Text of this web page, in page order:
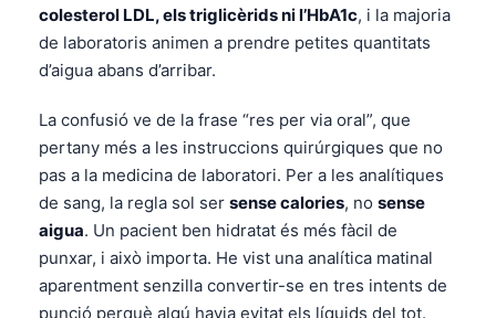
colesterol LDL, els triglicèrids ni l’HbA1c, i la majoria
de laboratoris animen a prendre petites quantitats
d’aigua abans d’arribar.
La confusió ve de la frase “res per via oral”, que
pertany més a les instruccions quirúrgiques que no
pas a la medicina de laboratori. Per a les analítiques
de sang, la regla sol ser sense calories, no sense
aigua. Un pacient ben hidratat és més fàcil de
punxar, i això importa. He vist una analítica matinal
aparentment senzilla convertir-se en tres intents de
punció perquè algú havia evitat els líquids del tot.